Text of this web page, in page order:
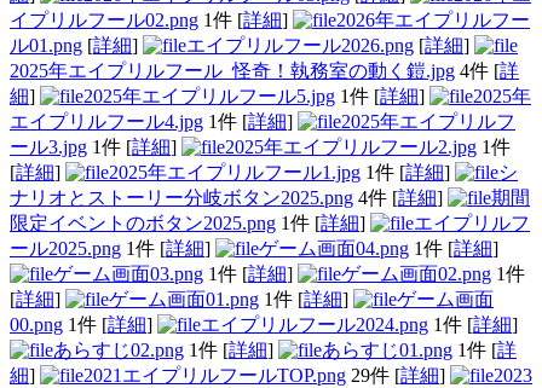
イプリルフール02.png 1件 [詳細]
2026年エイプリルフー
ル01.png [詳細] エイプリルフール2026.png [詳細]
2025年エイプリルフール_怪奇！執務室の動く鎧.jpg 4件 [詳
細] 2025年エイプリルフール5.jpg 1件 [詳細]
2025年
エイプリルフール4.jpg 1件 [詳細]
2025年エイプリルフ
ール3.jpg 1件 [詳細] 2025年エイプリルフール2.jpg 1件
[詳細] 2025年エイプリルフール1.jpg 1件 [詳細]
シ
ナリオとストーリー分岐ボタン2025.png 4件 [詳細]
期間
限定イベントのボタン2025.png 1件 [詳細]
エイプリルフ
ール2025.png 1件 [詳細] ゲーム画面04.png 1件 [詳細]
ゲーム画面03.png 1件 [詳細] ゲーム画面02.png 1件
[詳細] ゲーム画面01.png 1件 [詳細]
ゲーム画面
00.png 1件 [詳細] エイプリルフール2024.png 1件 [詳細]
あらすじ02.png 1件 [詳細] あらすじ01.png 1件 [詳
細] 2021エイプリルフールTOP.png 29件 [詳細]
2023